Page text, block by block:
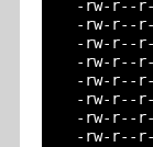
-rw-r--
-rw-r--
-rw-r--
-rw-r--
-rw-r--
-rw-r--
-rw-r--
-rw-r--